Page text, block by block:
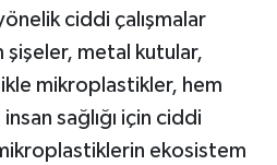
ciddi çalışmalar
metal kutular,
mikroplastikler, hem
sağlığı için ciddi
ekosistem